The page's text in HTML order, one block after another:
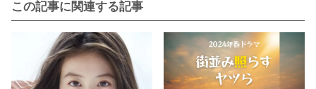
この記事に関連する記事